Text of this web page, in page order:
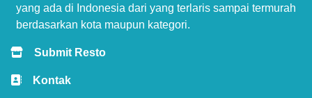
yang ada di Indonesia dari yang terlaris sampai termurah
berdasarkan kota maupun kategori.
Submit Resto
Kontak